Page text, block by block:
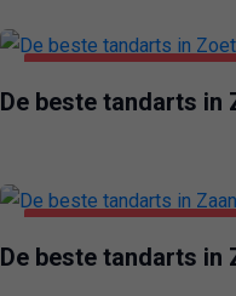
De beste tandarts in
De beste tandarts in